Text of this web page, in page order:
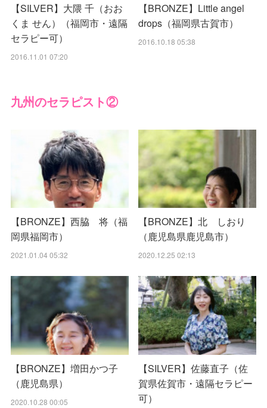
【SILVER】大隈 千（おお
くま せん）（福岡市・遠隔
セラピー可）
2016.11.01 07:20
【BRONZE】Little angel
drops（福岡県古賀市）
2016.10.18 05:38
九州のセラピスト②
【BRONZE】西脇 将（福
岡県福岡市）
2021.01.04 05:32
【BRONZE】北 しおり
（鹿児島県鹿児島市）
2020.12.25 02:13
【BRONZE】増田かつ子
（鹿児島県）
2020.10.28 00:05
【SILVER】佐藤直子（佐
賀県佐賀市・遠隔セラピー
可）